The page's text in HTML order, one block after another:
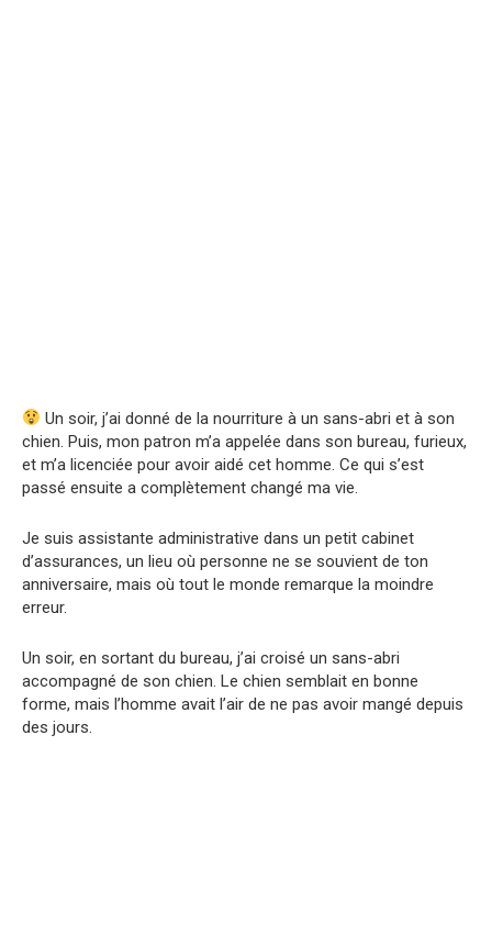
Un soir, j’ai donné de la nourriture à un sans-abri et à son
chien. Puis, mon patron m’a appelée dans son bureau, furieux,
et m’a licenciée pour avoir aidé cet homme. Ce qui s’est
passé ensuite a complètement changé ma vie.
Je suis assistante administrative dans un petit cabinet
d’assurances, un lieu où personne ne se souvient de ton
anniversaire, mais où tout le monde remarque la moindre
erreur.
Un soir, en sortant du bureau, j’ai croisé un sans-abri
accompagné de son chien. Le chien semblait en bonne
forme, mais l’homme avait l’air de ne pas avoir mangé depuis
des jours.